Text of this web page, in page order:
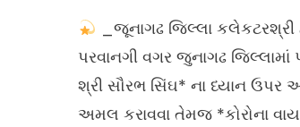
_જૂનાગઢ જિલ્લા કલેકટરશ્રી
પરવાનગી વગર જુનાગઢ જિલ્લામાં
શ્રી સૌરભ સિંઘ* ના ધ્યાન ઉપર
અમલ કરાવવા તેમજ *કોરોના